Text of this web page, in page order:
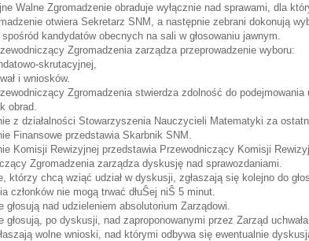
Walne Zgromadzenie obraduje wyłącznie nad sprawami, dla
otwiera Sekretarz SNM, a następnie zebrani dokonują
kandydatów obecnych na sali w głosowaniu jawnym.
Zgromadzenia zarządza przeprowadzenie wyboru:
skrutacyjnej,
i wniosków.
Zgromadzenia stwierdza zdolność do podejmowania
obrad.
z działalności Stowarzyszenia Nauczycieli Matematyki za
Finansowe przedstawia Skarbnik SNM.
Komisji Rewizyjnej przedstawia Przewodniczący Komisji
Zgromadzenia zarządza dyskusję nad sprawozdaniami.
którzy chcą wziąć udział w dyskusji, zgłaszają się kolejno do
członków nie mogą trwać dłuŜej niŜ 5 minut.
głosują nad udzieleniem absolutorium Zarządowi.
głosują, po dyskusji, nad zaproponowanymi przez Zarząd
wolne wnioski, nad którymi odbywa się ewentualnie